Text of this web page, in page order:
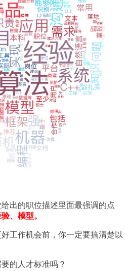
出的职位描述里面最强调的点
、模型。
工作机会前，你一定要搞清楚以
的人才标准吗？